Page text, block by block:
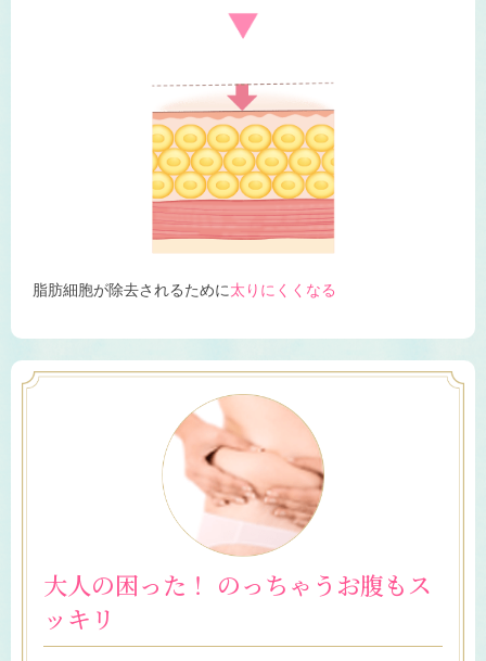
脂肪細胞が除去されるために太りにくくなる
大人の困った！ のっちゃうお腹もス
ッキリ